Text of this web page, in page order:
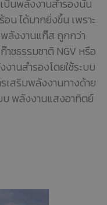
ป็นพลังงานสำรองนั้น
น ได้มากยิ่งขึ้น เพราะ
พลังงานแก๊ส ถูกกว่า
าซธรรมชาติ NGV หรือ
านสำรองโดยใช้ระบบ
เสริมพลังงานทางด้าย
บ พลังงานแสงอาทิตย์